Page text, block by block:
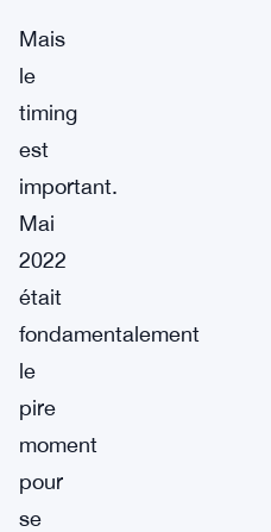
Mais
le
timing
est
important.
Mai
2022
était
fondamentalement
le
pire
moment
pour
se